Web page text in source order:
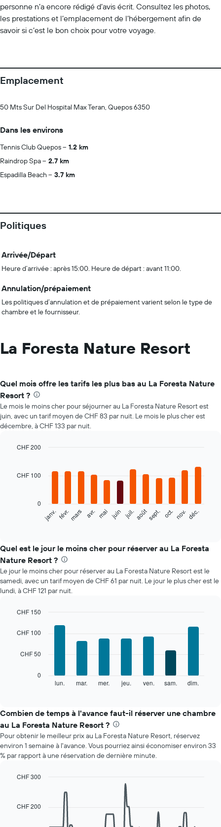
personne n’a encore rédigé d’avis écrit. Consultez les photos,
les prestations et l’emplacement de l’hébergement afin de
savoir si c’est le bon choix pour votre voyage.
Emplacement
50 Mts Sur Del Hospital Max Teran, Quepos 6350
Dans les environs
Tennis Club Quepos
1.2 km
Raindrop Spa
2.7 km
Espadilla Beach
3.7 km
Politiques
Arrivée/Départ
Heure d’arrivée : après 15:00. Heure de départ : avant 11:00.
Annulation/prépaiement
Les politiques d’annulation et de prépaiement varient selon le type de
chambre et le fournisseur.
La Foresta Nature Resort
Quel mois offre les tarifs les plus bas au La Foresta Nature
Resort ?
Le mois le moins cher pour séjourner au La Foresta Nature Resort est
juin, avec un tarif moyen de CHF 83 par nuit. Le mois le plus cher est
décembre, à CHF 133 par nuit.
with
graphique
indique
le
prix
moyen
d'une
chambre
mois
le
axe
indiquent
le
graphique,
1
axe
Y
indiquent
prix
chambre
janv. févr.mars avr. mai juin juil.aoûtsept. oct. nov. déc.
0
CHF 100
CHF 200
Quel est le jour le moins cher pour réserver au La Foresta
Nature Resort ?
Le jour le moins cher pour réserver au La Foresta Nature Resort est le
samedi, avec un tarif moyen de CHF 61 par nuit. Le jour le plus cher est le
lundi, à CHF 121 par nuit.
chart
bars.
indique
le
prix
moyen
d'une
chambre
jour
graphique,
graphic.
lun. mar. mer. jeu. ven. sam. dim.
0
CHF 50
CHF 100
CHF 150
Combien de temps à l'avance faut-il réserver une chambre
au La Foresta Nature Resort ?
Pour obtenir le meilleur prix au La Foresta Nature Resort, réservez
environ 1 semaine à l'avance. Vous pourriez ainsi économiser environ 33
% par rapport à une réservation de dernière minute.
with
90
CHF 200
CHF 300